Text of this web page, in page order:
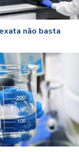
não basta